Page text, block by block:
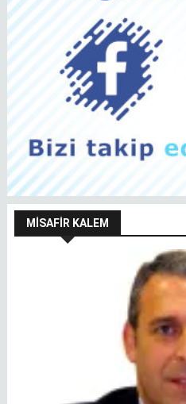
MISAFIR KALEM